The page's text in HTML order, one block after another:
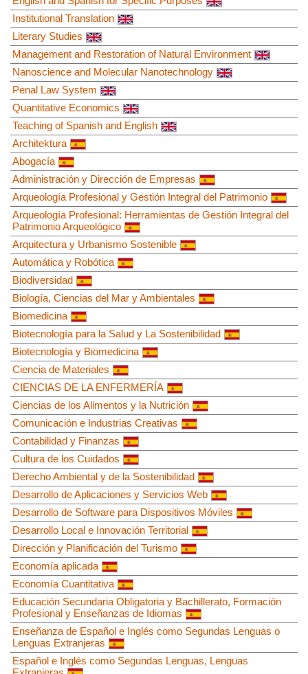
Institutional Translation
Literary Studies
Management and Restoration of Natural Environment
Nanoscience and Molecular Nanotechnology
Penal Law System
Quantitative Economics
Teaching of Spanish and English
Architektura
Abogacía
Administración y Dirección de Empresas
Arqueología Profesional y Gestión Integral del Patrimonio
Arqueología Profesional: Herramientas de Gestión Integral del
Patrimonio Arqueológico
Arquitectura y Urbanismo Sostenible
Automática y Robótica
Biodiversidad
Biología, Ciencias del Mar y Ambientales
Biomedicina
Biotecnología para la Salud y La Sostenibilidad
Biotecnología y Biomedicina
Ciencia de Materiales
CIENCIAS DE LA ENFERMERÍA
Ciencias de los Alimentos y la Nutrición
Comunicación e Industrias Creativas
Contabilidad y Finanzas
Cultura de los Cuidados
Derecho Ambiental y de la Sostenibilidad
Desarrollo de Aplicaciones y Servicios Web
Desarrollo de Software para Dispositivos Móviles
Desarrollo Local e Innovación Territorial
Dirección y Planificación del Turismo
Economía aplicada
Economía Cuantitativa
Educación Secundaria Obligatoria y Bachillerato, Formación
Profesional y Enseñanzas de Idiomas
Enseñanza de Español e Inglés como Segundas Lenguas o
Lenguas Extranjeras
Español e Inglés como Segundas Lenguas, Lenguas